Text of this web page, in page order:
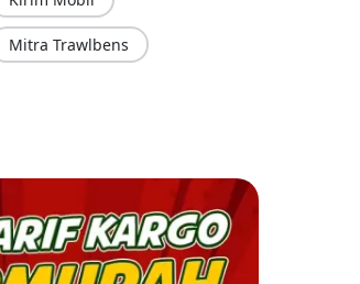
Mitra Trawlbens